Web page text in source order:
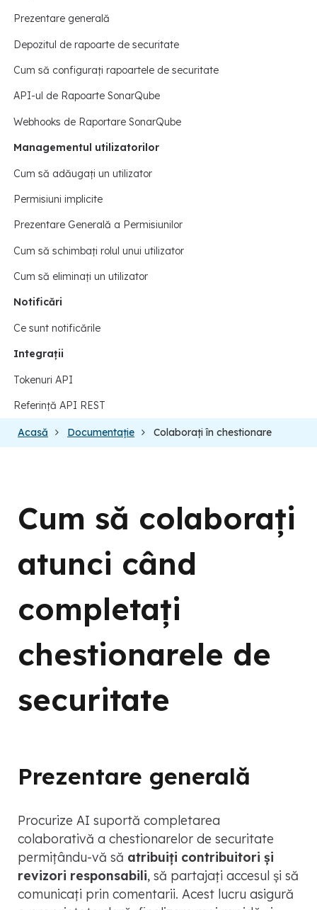
Prezentare generală
Depozitul de rapoarte de securitate
Cum să configurați rapoartele de securitate
API-ul de Rapoarte SonarQube
Webhooks de Raportare SonarQube
Managementul utilizatorilor
Cum să adăugați un utilizator
Permisiuni implicite
Prezentare Generală a Permisiunilor
Cum să schimbați rolul unui utilizator
Cum să eliminați un utilizator
Notificări
Ce sunt notificările
Integrații
Tokenuri API
Referință API REST
Acasă Documentație Colaborați în chestionare
Cum să colaborați
atunci când
completați
chestionarele de
securitate
Prezentare generală
Procurize AI suportă completarea
colaborativă a chestionarelor de securitate
permițându-vă să atribuiți contribuitori și
revizori responsabili, să partajați accesul și să
comunicați prin comentarii. Acest lucru asigură